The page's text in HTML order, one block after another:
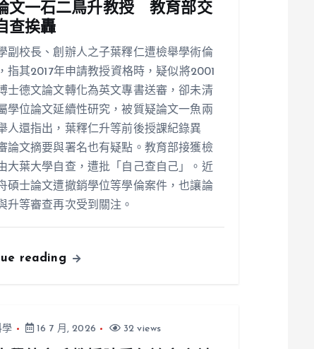
文一石二鳥升教授 教育部交
查挨轟
副校長、創辦人之子葉釋仁遭檢舉學術倫
指其2017年申請教授資格時，疑似將2001
士德文論文轉化為英文專書送審，卻未清
學位論文延續性研究，被質疑論文一魚兩
人還指出，葉釋仁升等前後授課紀錄異
論文摘要與署名也有疑點。教育部接獲檢
大葉大學自查，遭批「自己查自己」。近
碩士論文遭撤銷學位等學倫案件，也讓論
升等審查再次受到關注。
reading
學 16 7 月, 2026 32 views